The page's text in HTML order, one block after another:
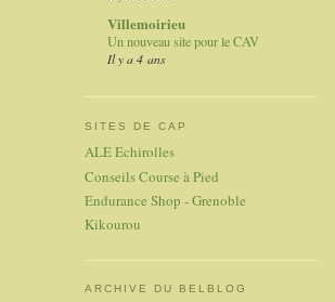
Villemoirieu
Un nouveau site pour le CAV
Il y a 4 ans
SITES DE CAP
ALE Echirolles
Conseils Course à Pied
Endurance Shop - Grenoble
Kikourou
ARCHIVE DU BELBLOG